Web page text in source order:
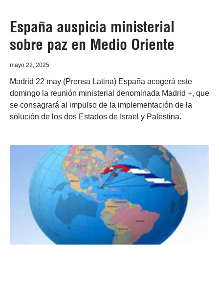
España auspicia ministerial
sobre paz en Medio Oriente
mayo 22, 2025
Madrid 22 may (Prensa Latina) España acogerá este
domingo la reunión ministerial denominada Madrid +, que
se consagrará al impulso de la implementación de la
solución de los dos Estados de Israel y Palestina.